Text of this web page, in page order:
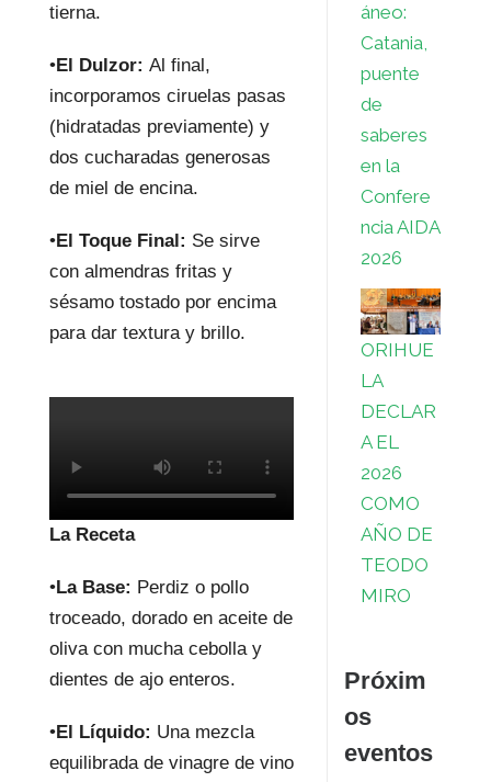
tierna.
•El Dulzor: Al final,
incorporamos ciruelas pasas
(hidratadas previamente) y
dos cucharadas generosas
de miel de encina.
•El Toque Final: Se sirve
con almendras fritas y
sésamo tostado por encima
para dar textura y brillo.
La Receta
•La Base: Perdiz o pollo
troceado, dorado en aceite de
oliva con mucha cebolla y
dientes de ajo enteros.
•El Líquido: Una mezcla
equilibrada de vinagre de vino
áneo:
Catania,
puente
de
saberes
en la
Confere
ncia AIDA
2026
ORIHUE
LA
DECLAR
A EL
2026
COMO
AÑO DE
TEODO
MIRO
Próxim
os
eventos